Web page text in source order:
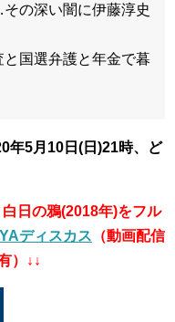
の深い闇に伊藤淳史
国選弁護と年金で暮
年5月10日(日)21時、ど
日の鴉(2018年)をフル
ディスカス （動画配信
）↓↓